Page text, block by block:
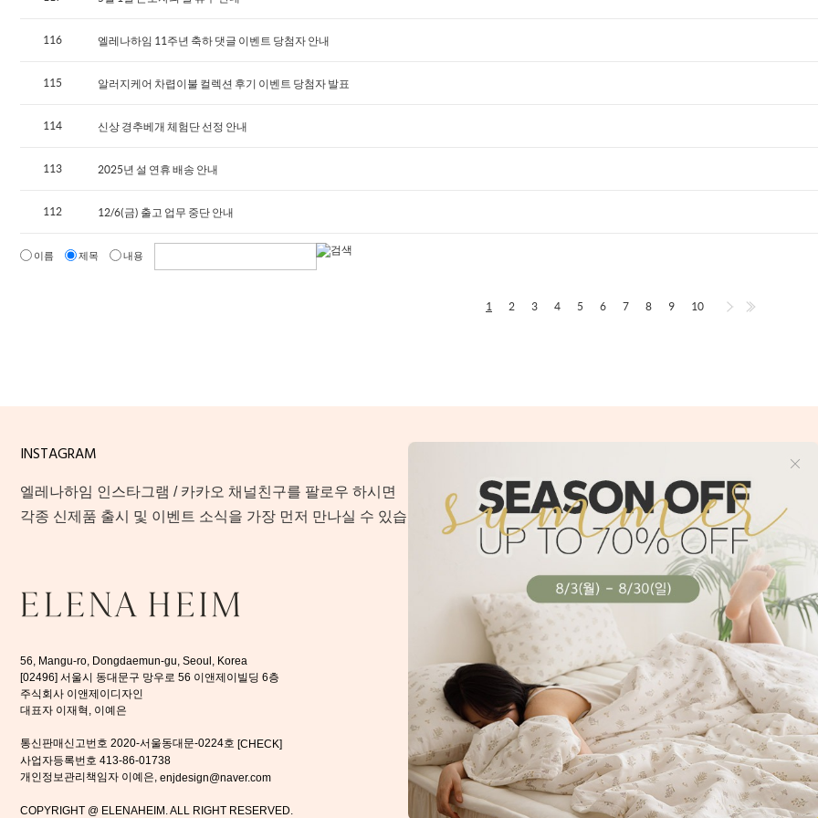
116 엘레나하임 11주년 축하 댓글 이벤트 당첨자 안내
115 알러지케어 차렵이불 컬렉션 후기 이벤트 당첨자 발표
114 신상 경추베개 체험단 선정 안내
113 2025년 설 연휴 배송 안내
112 12/6(금) 출고 업무 중단 안내
이름 제목 내용
1 2 3 4 5 6 7 8 9 10
INSTAGRAM
엘레나하임 인스타그램 / 카카오 채널친구를 팔로우 하시면
각종 신제품 출시 및 이벤트 소식을 가장 먼저 만나실 수 있습니다.
56, Mangu-ro, Dongdaemun-gu, Seoul, Korea
[02496] 서울시 동대문구 망우로 56 이앤제이빌딩 6층
주식회사 이앤제이디자인
대표자 이재혁, 이예은
통신판매신고번호 2020-서울동대문-0224호 [CHECK]
사업자등록번호 413-86-01738
개인정보관리책임자 이예은, enjdesign@naver.com
COPYRIGHT @ ELENAHEIM. ALL RIGHT RESERVED.
CUSTOMER
CENTER
02-3394-5643
카카오 플러스친구 : 엘레나하임
AM 10 - PM 04
LUNCH PM 12 - PM 01
SAT, SUN, HOLIDAY CLOSE
BANK
국민은행
신한은행 100-
(주)이앤제이디자